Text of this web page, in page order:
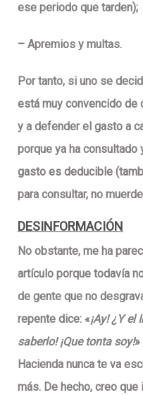
ese periodo que tarden);
– Apremios y multas.
Por tanto, si uno se
está muy convencido de
y a defender el gasto a
porque ya ha consultado
gasto es deducible
para consultar, no
DESINFORMACIÓN
No obstante, me ha
artículo porque todavía
de gente que no
repente dice: «¡Ay! ¿Y el
saberlo! ¡Que tonta soy!»
Hacienda nunca te va
más. De hecho, creo